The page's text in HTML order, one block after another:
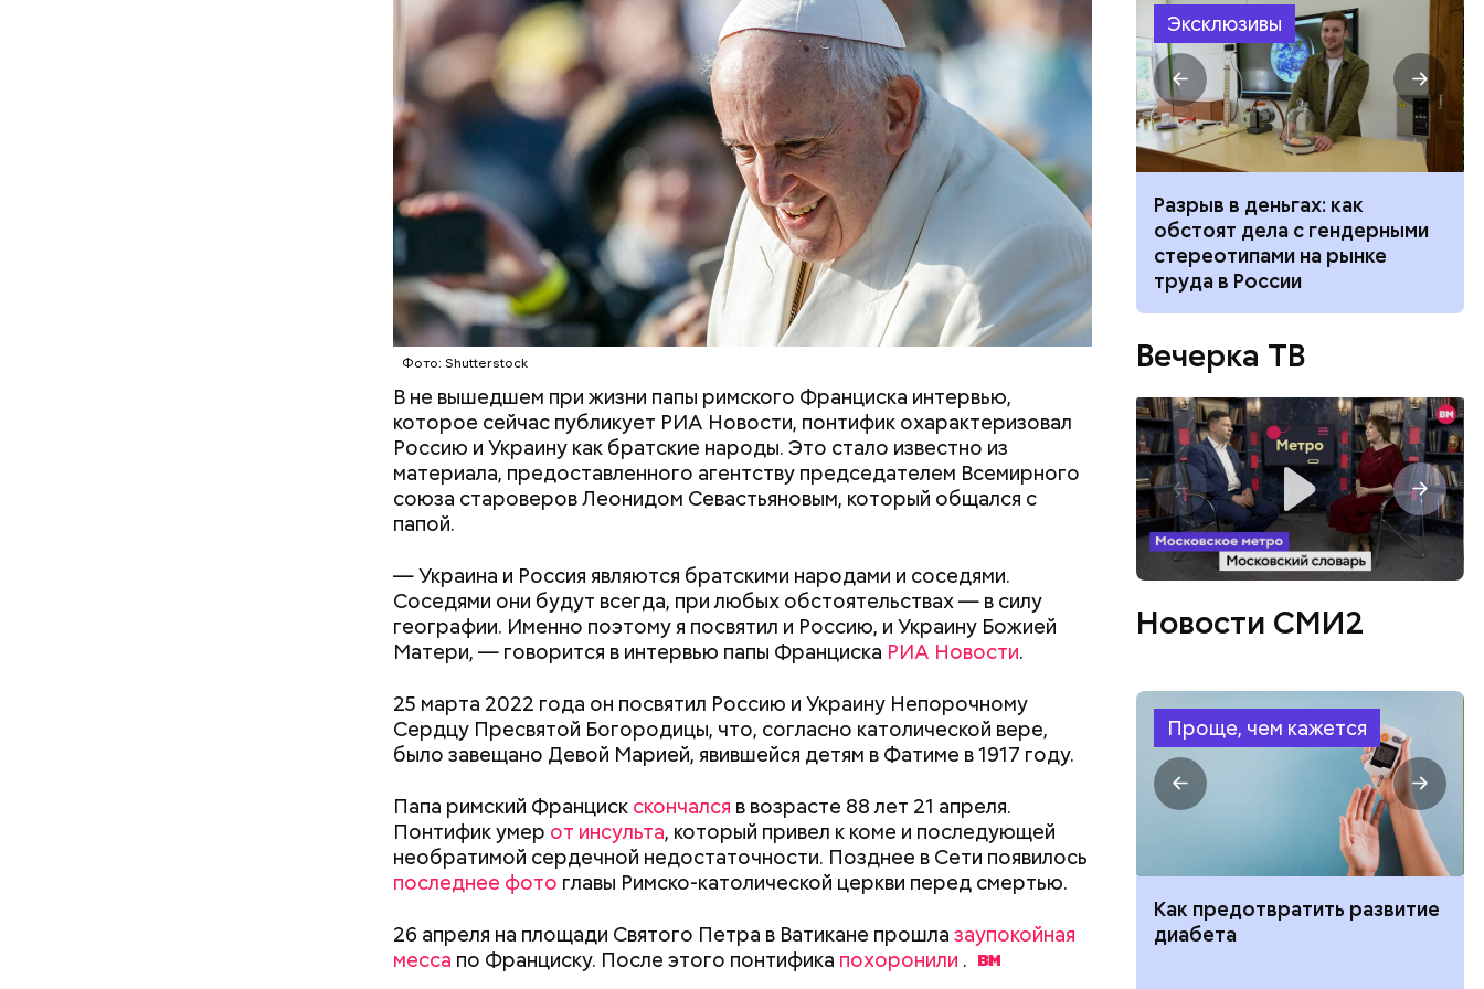
Фото: Shutterstock
В не вышедшем при жизни папы римского Франциска интервью,
которое сейчас публикует РИА Новости, понтифик охарактеризовал
Россию и Украину как братские народы. Это стало известно из
материала, предоставленного агентству председателем Всемирного
союза староверов Леонидом Севастьяновым, который общался с
папой.
— Украина и Россия являются братскими народами и соседями.
Соседями они будут всегда, при любых обстоятельствах — в силу
географии. Именно поэтому я посвятил и Россию, и Украину Божией
Матери, — говорится в интервью папы Франциска РИА Новости.
25 марта 2022 года он посвятил Россию и Украину Непорочному
Сердцу Пресвятой Богородицы, что, согласно католической вере,
было завещано Девой Марией, явившейся детям в Фатиме в 1917 году.
Папа римский Франциск скончался в возрасте 88 лет 21 апреля.
Понтифик умер от инсульта, который привел к коме и последующей
необратимой сердечной недостаточности. Позднее в Сети появилось
последнее фото главы Римско-католической церкви перед смертью.
26 апреля на площади Святого Петра в Ватикане прошла заупокойная
месса по Франциску. После этого понтифика похоронили .
В 1991 году Тадзима потеряла мужа. А спустя 11 лет переехала в дом
престарелых. В 2015 году, когда ей было 115 лет, она была признана
самым старым человеком в Японии, а в 2017-м — старейшим из живущих
людей в мире. Также она была последним человеком, родившимся в
Люсиль Рандон (118 лет)
22 ноября 1963 года мир потрясло известие об убийстве 35-го
Харви Освальд. Вскоре его арестовали. 24 ноября его вели через
подвал полицейского управления в окружную тюрьму. Перевод
Освальда широко освещался в СМИ в прямом эфире. В какой-то
Убийство политика Инэдзиро Асанумы
Эксклюзивы
К концу августа станут
опаснее: как вести себя при
встрече со змеей и что
Стресс живет в теле: четыре
простые техники, которые
помогут снизить тревогу
«Поколение соло»: что стоит
за желанием молодежи жить
с фокусом «на себя»
Разрыв в деньгах: как
обстоят дела с гендерными
стереотипами на рынке
труда в России
Вечерка ТВ
Новости СМИ2
Проще, чем кажется
рублей от государства при
трудной ситуации: кто может
реновации в Москве: где
искать информацию и сроки
Как предотвратить развитие
диабета